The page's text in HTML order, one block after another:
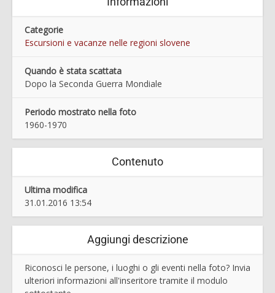
Categorie
Escursioni e vacanze nelle regioni slovene
Quando è stata scattata
Dopo la Seconda Guerra Mondiale
Periodo mostrato nella foto
1960-1970
Contenuto
Ultima modifica
31.01.2016 13:54
Aggiungi descrizione
Riconosci le persone, i luoghi o gli eventi nella foto? Invia
ulteriori informazioni all'inseritore tramite il modulo